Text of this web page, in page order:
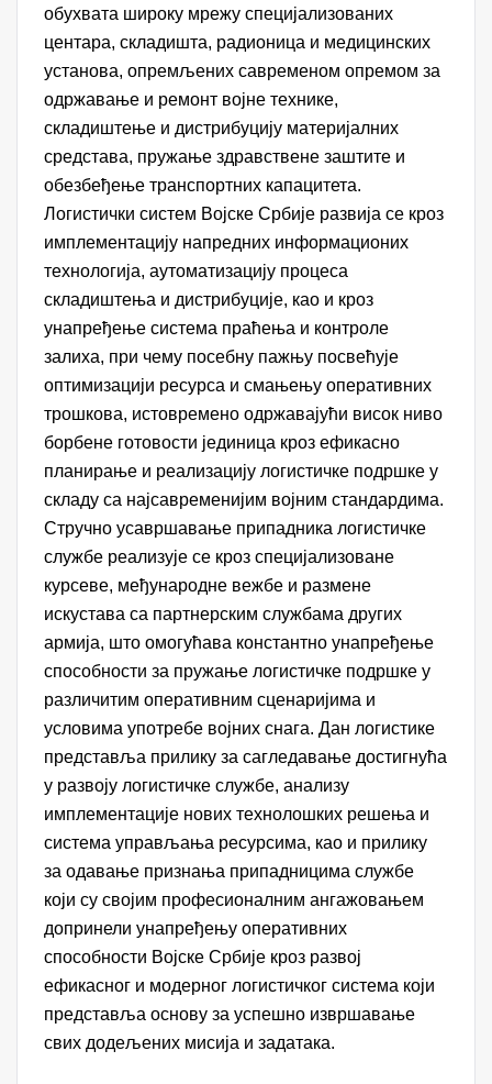
обухвата широку мрежу специјализованих
центара, складишта, радионица и медицинских
установа, опремљених савременом опремом за
одржавање и ремонт војне технике,
складиштење и дистрибуцију материјалних
средстава, пружање здравствене заштите и
обезбеђење транспортних капацитета.
Логистички систем Војске Србије развија се кроз
имплементацију напредних информационих
технологија, аутоматизацију процеса
складиштења и дистрибуције, као и кроз
унапређење система праћења и контроле
залиха, при чему посебну пажњу посвећује
оптимизацији ресурса и смањењу оперативних
трошкова, истовремено одржавајући висок ниво
борбене готовости јединица кроз ефикасно
планирање и реализацију логистичке подршке у
складу са најсавременијим војним стандардима.
Стручно усавршавање припадника логистичке
службе реализује се кроз специјализоване
курсеве, међународне вежбе и размене
искустава са партнерским службама других
армија, што омогућава константно унапређење
способности за пружање логистичке подршке у
различитим оперативним сценаријима и
условима употребе војних снага. Дан логистике
представља прилику за сагледавање достигнућа
у развоју логистичке службе, анализу
имплементације нових технолошких решења и
система управљања ресурсима, као и прилику
за одавање признања припадницима службе
који су својим професионалним ангажовањем
допринели унапређењу оперативних
способности Војске Србије кроз развој
ефикасног и модерног логистичког система који
представља основу за успешно извршавање
свих додељених мисија и задатака.